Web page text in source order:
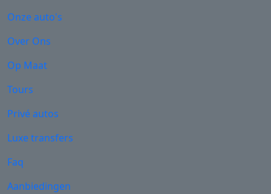
Onze auto's
Over Ons
Op Maat
Tours
Privé autos
Luxe transfers
Faq
Aanbiedingen